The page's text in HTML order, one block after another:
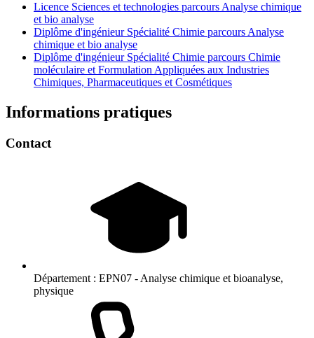
Licence Sciences et technologies parcours Analyse chimique
et bio analyse
Diplôme d'ingénieur Spécialité Chimie parcours Analyse
chimique et bio analyse
Diplôme d'ingénieur Spécialité Chimie parcours Chimie
moléculaire et Formulation Appliquées aux Industries
Chimiques, Pharmaceutiques et Cosmétiques
Informations pratiques
Contact
Département : EPN07 - Analyse chimique et bioanalyse,
physique